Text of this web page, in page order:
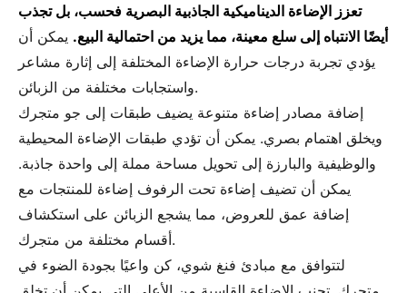
تعزز الإضاءة الديناميكية الجاذبية البصرية فحسب، بل تجذب
أيضًا الانتباه إلى سلع معينة، مما يزيد من احتمالية البيع. يمكن أن
يؤدي تجربة درجات حرارة الإضاءة المختلفة إلى إثارة مشاعر
واستجابات مختلفة من الزبائن.
إضافة مصادر إضاءة متنوعة يضيف طبقات إلى جو متجرك
ويخلق اهتمام بصري. يمكن أن تؤدي طبقات الإضاءة المحيطية
والوظيفية والبارزة إلى تحويل مساحة مملة إلى واحدة جاذبة.
يمكن أن تضيف إضاءة تحت الرفوف إضاءة للمنتجات مع
إضافة عمق للعروض، مما يشجع الزبائن على استكشاف
أقسام مختلفة من متجرك.
لتتوافق مع مبادئ فنغ شوي، كن واعيًا بجودة الضوء في